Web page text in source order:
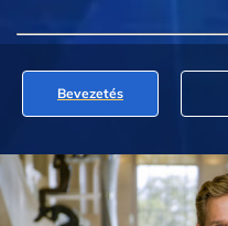
Bevezetés